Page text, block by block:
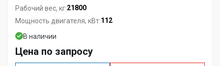
Рабочий вес, кг:21800
Мощность двигателя, кВт:112
В наличии
Цена по запросу